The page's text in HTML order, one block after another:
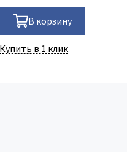
В корзину
Купить в 1 клик